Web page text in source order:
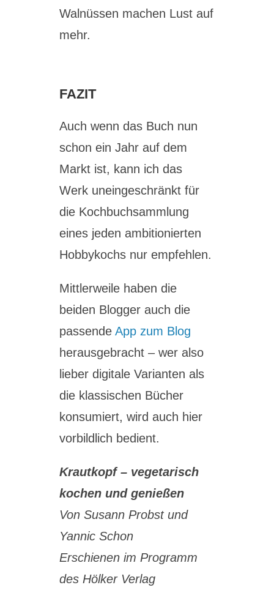
Walnüssen machen Lust auf
mehr.
FAZIT
Auch wenn das Buch nun
schon ein Jahr auf dem
Markt ist, kann ich das
Werk uneingeschränkt für
die Kochbuchsammlung
eines jeden ambitionierten
Hobbykochs nur empfehlen.
Mittlerweile haben die
beiden Blogger auch die
passendeApp zum Blog
herausgebracht – wer also
lieber digitale Varianten als
die klassischen Bücher
konsumiert, wird auch hier
vorbildlich bedient.
Krautkopf – vegetarisch
kochen und genießen
Von Susann Probst und
Yannic Schon
Erschienen im Programm
des Hölker Verlag